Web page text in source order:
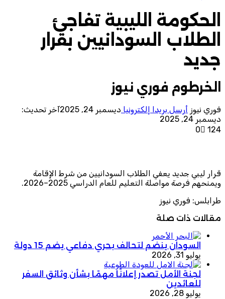
الحكومة الليبية تفاجئ
الطلاب السودانيين بقرار
جديد
الخرطوم فوري نيوز
فوري نيوز أرسل بريدا إلكترونيا ديسمبر 24, 2025
آخر تحديث:
ديسمبر 24, 2025
0
124
قرار ليبي جديد يعفي الطلاب السودانيين من شرط الإقامة
ويمنحهم فرصة مواصلة التعليم للعام الدراسي 2025–2026.
طرابلس: فوري نيوز
مقالات ذات صلة
السودان ينضم لتحالف بحري دفاعي يضم 15 دولة
يوليو 31, 2026
لجنة الأمل تصدر إعلانًا مهمًا بشأن وثائق السفر
للعائدين
يوليو 28, 2026